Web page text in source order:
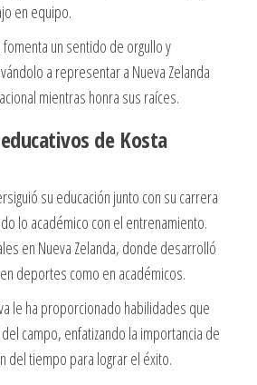
en equipo.
un sentido de orgullo y
a representar a Nueva Zelanda
mientras honra sus raíces.
de Kosta
su educación junto con su carrera
lo académico con el entrenamiento.
en Nueva Zelanda, donde desarrolló
deportes como en académicos.
le ha proporcionado habilidades que
campo, enfatizando la importancia de
del tiempo para lograr el éxito.